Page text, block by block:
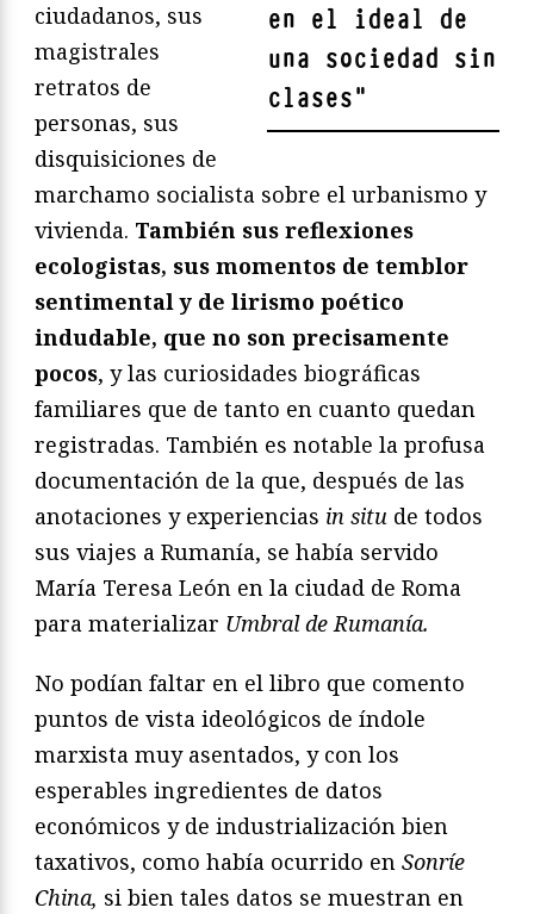
en el ideal de
una sociedad sin
clases"
ciudadanos, sus
magistrales
retratos de
personas, sus
disquisiciones de
marchamo socialista sobre el urbanismo y
vivienda. También sus reflexiones
ecologistas, sus momentos de temblor
sentimental y de lirismo poético
indudable, que no son precisamente
pocos, y las curiosidades biográficas
familiares que de tanto en cuanto quedan
registradas. También es notable la profusa
documentación de la que, después de las
anotaciones y experiencias in situ de todos
sus viajes a Rumanía, se había servido
María Teresa León en la ciudad de Roma
para materializar Umbral de Rumanía.
No podían faltar en el libro que comento
puntos de vista ideológicos de índole
marxista muy asentados, y con los
esperables ingredientes de datos
económicos y de industrialización bien
taxativos, como había ocurrido en Sonríe
China, si bien tales datos se muestran en